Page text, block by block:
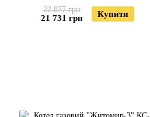
(двоконтурний) (димохід вгору)
22 877 грн
21 731 грн Купити